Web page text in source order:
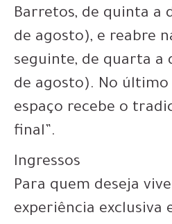
Barretos, de quinta a
de agosto), e reabre
seguinte, de quarta a
de agosto). No último
espaço recebe o
final”.
Ingressos
Para quem deseja
experiência exclusiva